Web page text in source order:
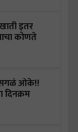
इतर
कोणते
सगळं ओके!!